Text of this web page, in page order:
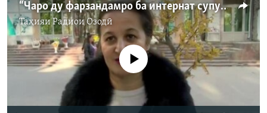
“Чаро ду фарзандамро ба интернат супурдам?”
ТаҳияиРадиои Озодӣ
Феълан кор намекунад